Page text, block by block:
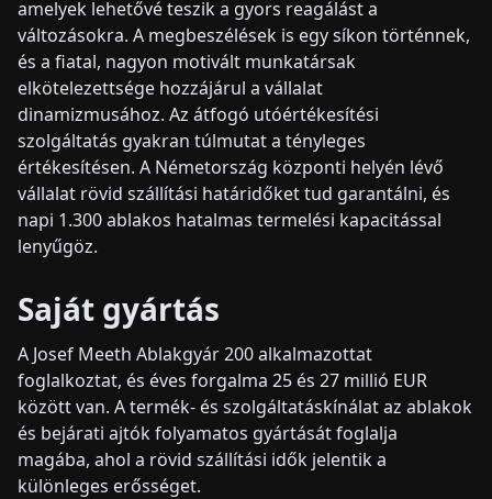
amelyek lehetővé teszik a gyors reagálást a
változásokra. A megbeszélések is egy síkon történnek,
és a fiatal, nagyon motivált munkatársak
elkötelezettsége hozzájárul a vállalat
dinamizmusához. Az átfogó utóértékesítési
szolgáltatás gyakran túlmutat a tényleges
értékesítésen. A Németország központi helyén lévő
vállalat rövid szállítási határidőket tud garantálni, és
napi 1.300 ablakos hatalmas termelési kapacitással
lenyűgöz.
Saját gyártás
A Josef Meeth Ablakgyár 200 alkalmazottat
foglalkoztat, és éves forgalma 25 és 27 millió EUR
között van. A termék- és szolgáltatáskínálat az ablakok
és bejárati ajtók folyamatos gyártását foglalja
magába, ahol a rövid szállítási idők jelentik a
különleges erősséget.